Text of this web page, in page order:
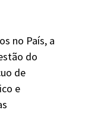
no País, a
do
de
e